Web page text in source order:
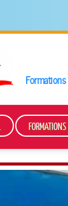
Formations
FORMATIONS